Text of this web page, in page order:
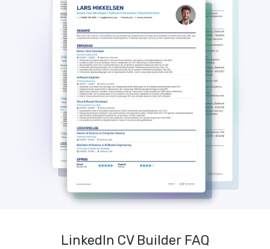
LinkedIn CV Builder FAQ